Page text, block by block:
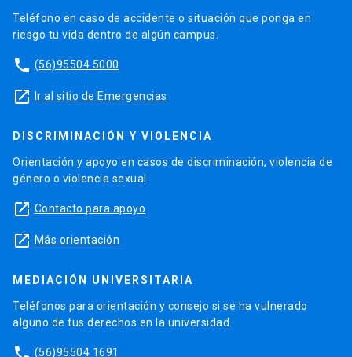
Teléfono en caso de accidente o situación que ponga en
riesgo tu vida dentro de algún campus.
phone (56)95504 5000
launch Ir al sitio de Emergencias
DISCRIMINACIÓN Y VIOLENCIA
Orientación y apoyo en casos de discriminación, violencia de
género o violencia sexual.
launch Contacto para apoyo
launch Más orientación
MEDIACIÓN UNIVERSITARIA
Teléfonos para orientación y consejo si se ha vulnerado
alguno de tus derechos en la universidad.
(56)95504 1691